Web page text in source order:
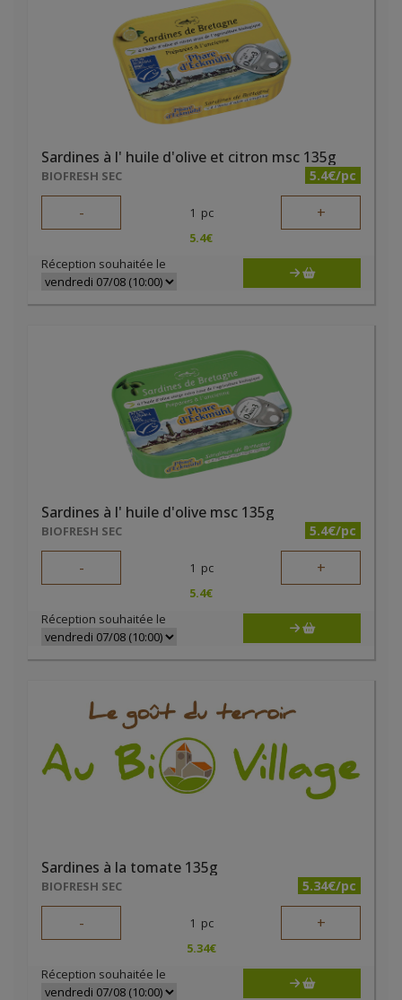
Sardines à l' huile d'olive et citron msc 135g
BIOFRESH SEC 5.4€/pc
- 1 pc +
5.4€
Réception souhaitée le
Sardines à l' huile d'olive msc 135g
BIOFRESH SEC 5.4€/pc
- 1 pc +
5.4€
Réception souhaitée le
Sardines à la tomate 135g
BIOFRESH SEC 5.34€/pc
- 1 pc +
5.34€
Réception souhaitée le